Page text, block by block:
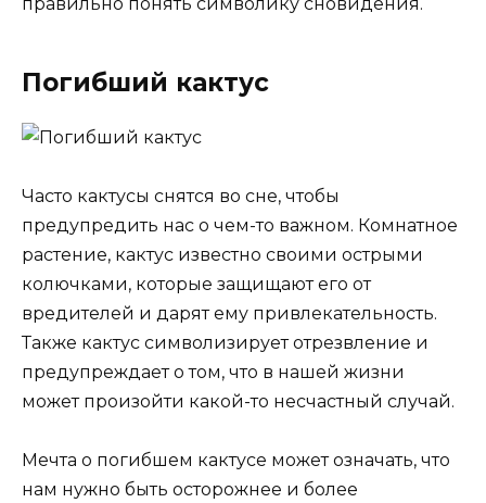
Погибший кактус
Часто кактусы снятся во сне, чтобы
предупредить нас о чем-то важном. Комнатное
растение, кактус известно своими острыми
колючками, которые защищают его от
вредителей и дарят ему привлекательность.
Также кактус символизирует отрезвление и
предупреждает о том, что в нашей жизни
может произойти какой-то несчастный случай.
Мечта о погибшем кактусе может означать, что
нам нужно быть осторожнее и более